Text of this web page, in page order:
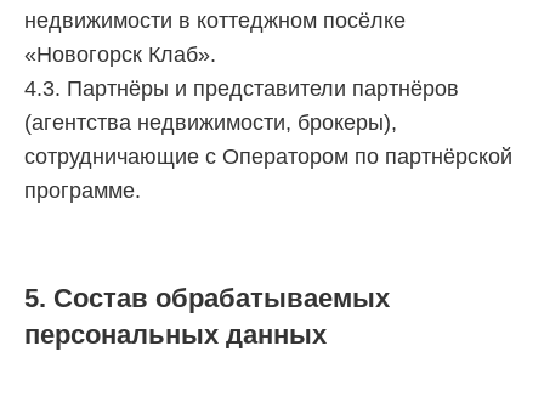
недвижимости в коттеджном посёлке
«Новогорск Клаб».
4.3. Партнёры и представители партнёров
(агентства недвижимости, брокеры),
сотрудничающие с Оператором по партнёрской
программе.
5. Состав обрабатываемых
персональных данных